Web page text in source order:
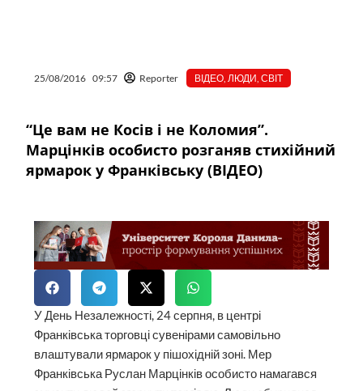
25/08/2016 09:57 Reporter ВІДЕО ЛЮДИ ,СВІТ
“Це вам не Косів і не Коломия”.
Марцінків особисто розганяв стихійний
ярмарок у Франківську (ВІДЕО)
У День Незалежності, 24 серпня, в центрі
Франківська торговці сувенірами самовільно
влаштували ярмарок у пішохідній зоні. Мер
Франківська Руслан Марцінків особисто намагався